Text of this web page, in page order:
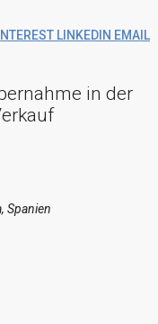
LINKEDIN EMAIL
in der
Spanien